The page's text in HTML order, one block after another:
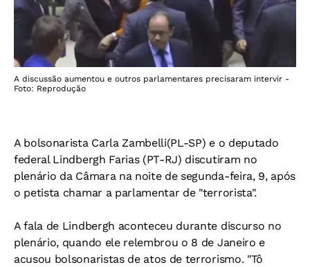
A discussão aumentou e outros parlamentares precisaram intervir -
Foto: Reprodução
A bolsonarista Carla Zambelli(PL-SP) e o deputado
federal Lindbergh Farias (PT-RJ) discutiram no
plenário da Câmara na noite de segunda-feira, 9, após
o petista chamar a parlamentar de "terrorista".
A fala de Lindbergh aconteceu durante discurso no
plenário, quando ele relembrou o 8 de Janeiro e
acusou bolsonaristas de atos de terrorismo. "Tô